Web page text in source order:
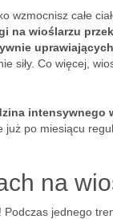
wzmocnisz całe
na wioślarzu
siły. Co więcej,
intensywnego
już po miesiącu
na
Podczas jednego